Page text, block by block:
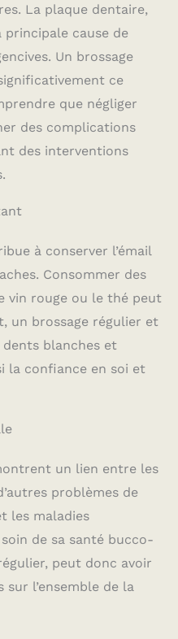
La plaque dentaire,
cause de
Un brossage
ce
que négliger
des complications
des interventions
à conserver l’émail
Consommer des
vin rouge ou le thé peut
un brossage régulier et
blanches et
la confiance en soi et
un lien entre les
problèmes de
les maladies
de sa santé bucco-
peut donc avoir
l’ensemble de la